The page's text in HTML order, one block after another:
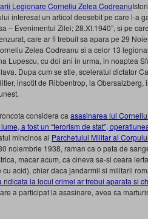
interesat un articol deosebit pe care l-a
– Evenimentul Zilei; 28.XI.1940”, si pe
care ar fi trebuit sa apara pe 29
Zelea Codreanu si a celor 13
Lupescu, cu doi ani in urma, in noaptea
Dupa cum se stie, sceleratul dictator
insotit de Ribbentrop, la
considera ca asasinarea lui
a fost un “terorism de stat”,
mincinos al Parchetului Militar al
noiembrie 1938, raman ca o pata de
macar acum, ca cineva sa-si ceara
acid), chiar daca jandarmii si militarii
ridicata la locul crimei ar trebui aparata si
a participat la asasinare, avea sa